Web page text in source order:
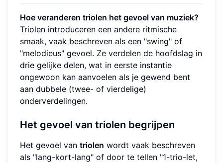
Hoe veranderen triolen het gevoel van muziek?
Triolen introduceren een andere ritmische
smaak, vaak beschreven als een "swing" of
"melodieus" gevoel. Ze verdelen de hoofdslag in
drie gelijke delen, wat in eerste instantie
ongewoon kan aanvoelen als je gewend bent
aan dubbele (twee- of vierdelige)
onderverdelingen.
Het gevoel van triolen begrijpen
Het gevoel van triolen wordt vaak beschreven
als "lang-kort-lang" of door te tellen "1-trio-let,